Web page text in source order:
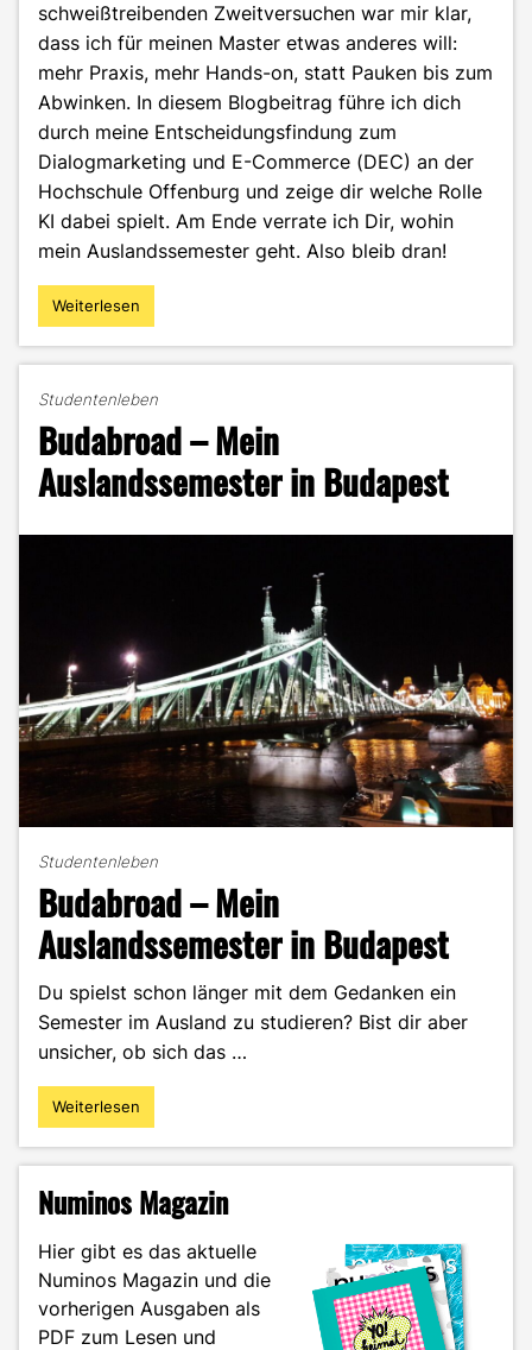
schweißtreibenden Zweitversuchen war mir klar,
dass ich für meinen Master etwas anderes will:
mehr Praxis, mehr Hands-on, statt Pauken bis zum
Abwinken. In diesem Blogbeitrag führe ich dich
durch meine Entscheidungsfindung zum
Dialogmarketing und E-Commerce (DEC) an der
Hochschule Offenburg und zeige dir welche Rolle
KI dabei spielt. Am Ende verrate ich Dir, wohin
mein Auslandssemester geht. Also bleib dran!
"Master-
Abschluss
Ist
Studieren
nur
noch
Weiterlesen
Studentenleben
Budabroad – Mein
Auslandssemester in Budapest
Studentenleben
Budabroad – Mein
Auslandssemester in Budapest
Du spielst schon länger mit dem Gedanken ein
Semester im Ausland zu studieren? Bist dir aber
unsicher, ob sich das …
"Budabroad
–
in
Weiterlesen
Numinos Magazin
Hier gibt es das aktuelle
Numinos Magazin und die
vorherigen Ausgaben als
PDF zum Lesen und